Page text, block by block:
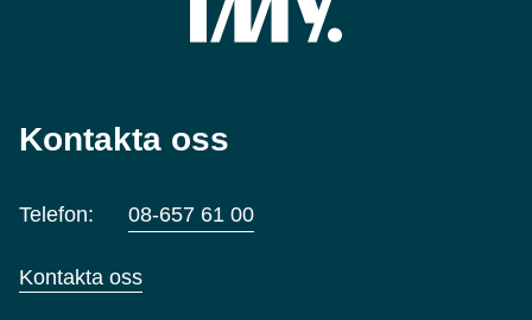
Kontakta oss
Telefon: 08-657 61 00
Kontakta oss